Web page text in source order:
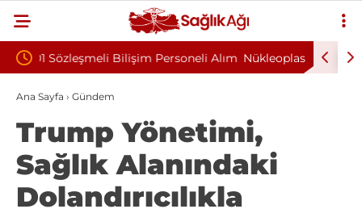
Alım Nükleoplasti mi, Ameliyat mı? Bel ve Boyun
Fıtığında Doğru Tedavi Seçimi
Ana Sayfa › Gündem
Trump Yönetimi,
Sağlık Alanındaki
Dolandırıcılıkla